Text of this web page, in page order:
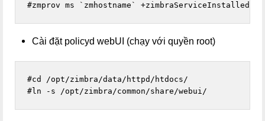
#zmprov ms `zmhostname` +zimbraServiceInstalled
Cài đặt policyd webUI (chạy với quyền root)
#cd /opt/zimbra/data/httpd/htdocs/
#ln -s /opt/zimbra/common/share/webui/